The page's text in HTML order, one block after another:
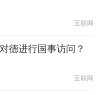
互联网
德进行国事访问？
互联网